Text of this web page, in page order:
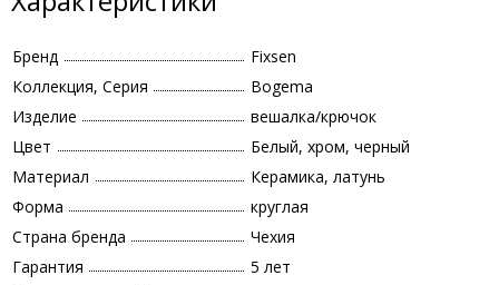
Бренд
Fixsen
Коллекция, Серия
Bogema
Изделие
вешалка/крючок
Цвет
Белый, хром, черный
Материал
Керамика, латунь
Форма
круглая
Страна бренда
Чехия
Гарантия
5 лет